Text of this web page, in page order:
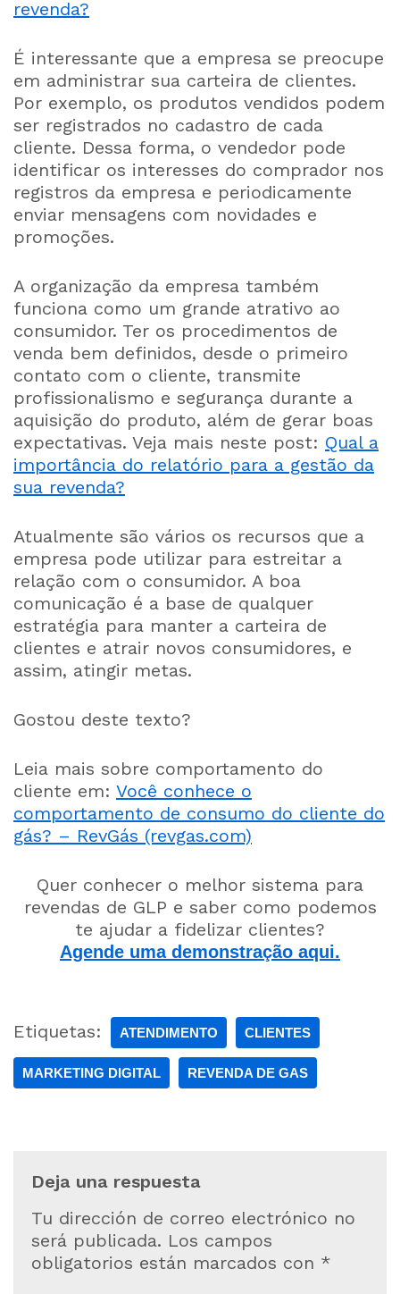
revenda?
É interessante que a empresa se preocupe
em administrar sua carteira de clientes.
Por exemplo, os produtos vendidos podem
ser registrados no cadastro de cada
cliente. Dessa forma, o vendedor pode
identificar os interesses do comprador nos
registros da empresa e periodicamente
enviar mensagens com novidades e
promoções.
A organização da empresa também
funciona como um grande atrativo ao
consumidor. Ter os procedimentos de
venda bem definidos, desde o primeiro
contato com o cliente, transmite
profissionalismo e segurança durante a
aquisição do produto, além de gerar boas
expectativas. Veja mais neste post: Qual a
importância do relatório para a gestão da
sua revenda?
Atualmente são vários os recursos que a
empresa pode utilizar para estreitar a
relação com o consumidor. A boa
comunicação é a base de qualquer
estratégia para manter a carteira de
clientes e atrair novos consumidores, e
assim, atingir metas.
Gostou deste texto?
Leia mais sobre comportamento do
cliente em: Você conhece o
comportamento de consumo do cliente do
gás? – RevGás (revgas.com)
Quer conhecer o melhor sistema para
revendas de GLP e saber como podemos
te ajudar a fidelizar clientes?
Agende uma demonstração aqui.
Etiquetas: ATENDIMENTO CLIENTES
MARKETING DIGITAL REVENDA DE GAS
Deja una respuesta
Tu dirección de correo electrónico no
será publicada. Los campos
obligatorios están marcados con *